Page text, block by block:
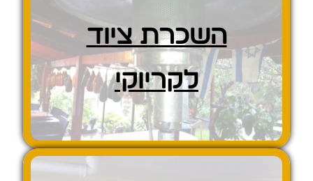
השכרת ציוד
לקריוקי